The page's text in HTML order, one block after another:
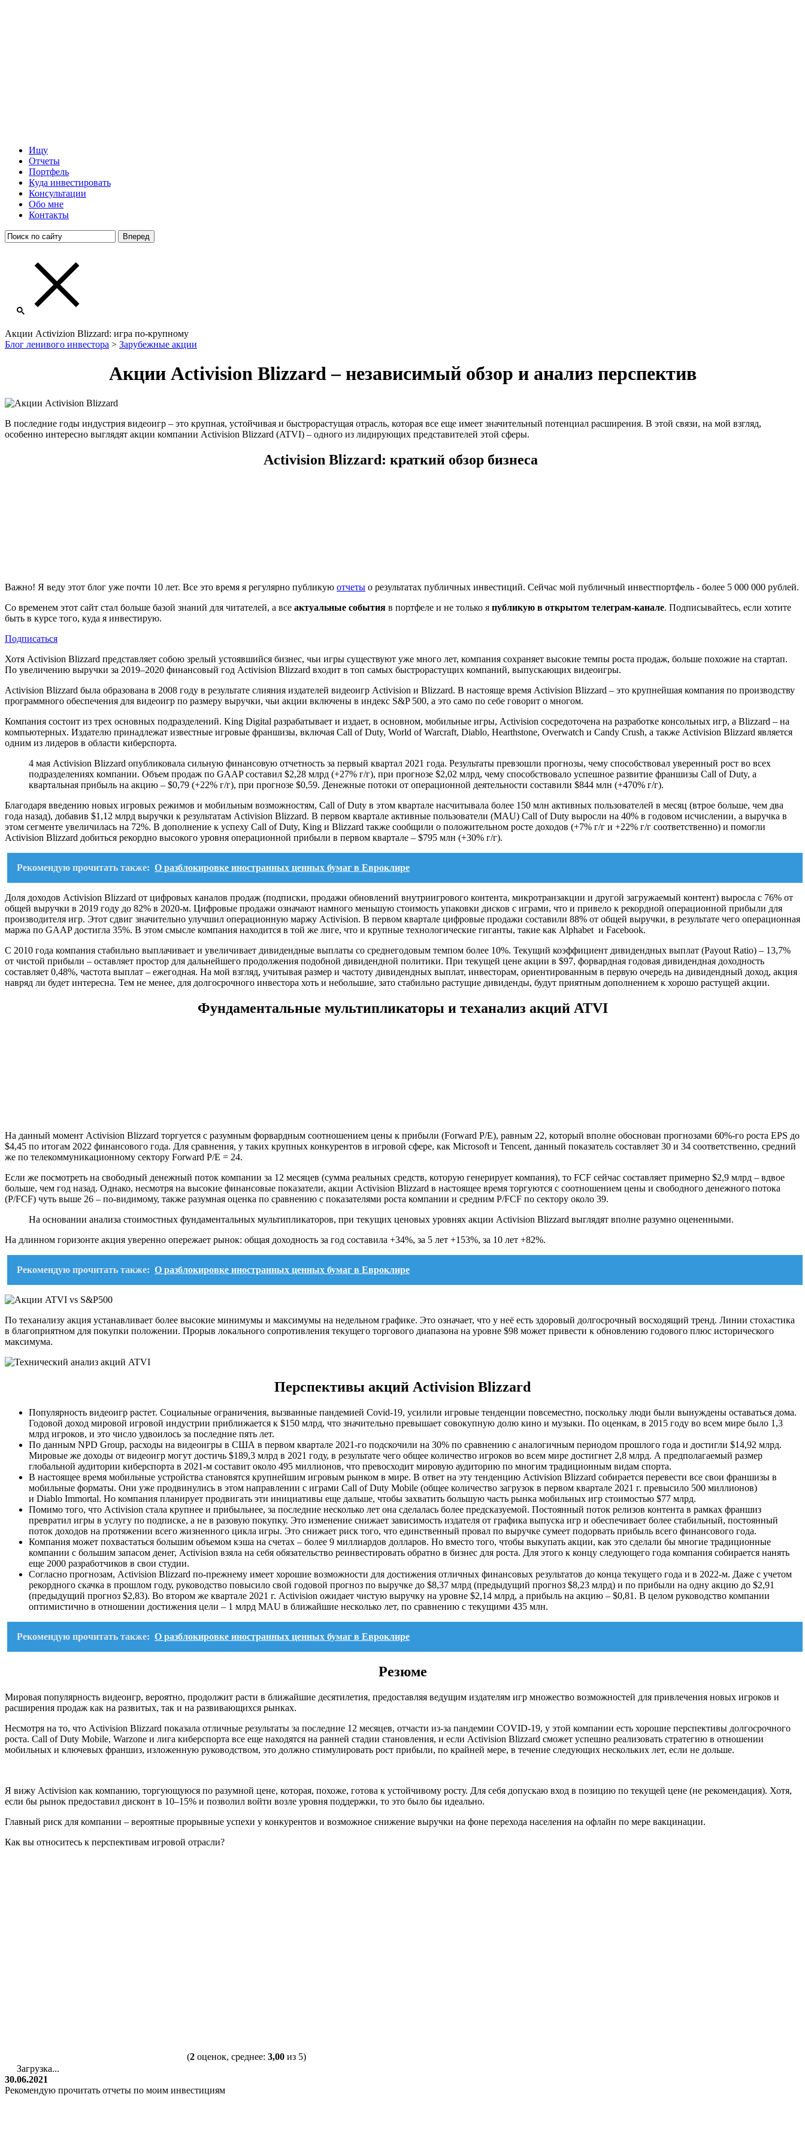
Ищу
Отчеты
Портфель
Куда инвестировать
Консультации
Обо мне
Контакты
Акции Activizion Blizzard: игра по-крупному
Блог ленивого инвестора > Зарубежные акции
Акции Activision Blizzard – независимый обзор и анализ перспектив
В последние годы индустрия видеоигр ‒ это крупная, устойчивая и быстрорастущая отрасль, которая все еще имеет значительный потенциал расширения. В этой связи, на мой взгляд,
особенно интересно выглядят акции компании Activision Blizzard (ATVI) ‒ одного из лидирующих представителей этой сферы.
Activision Blizzard: краткий обзор бизнеса
Важно! Я веду этот блог уже почти 10 лет. Все это время я регулярно публикую отчеты о результатах публичных инвестиций. Сейчас мой публичный инвестпортфель - более 5 000 000 рублей.
Со временем этот сайт стал больше базой знаний для читателей, а все актуальные события в портфеле и не только я публикую в открытом телеграм-канале. Подписывайтесь, если хотите
быть в курсе того, куда я инвестирую.
Подписаться
Хотя Activision Blizzard представляет собою зрелый устоявшийся бизнес, чьи игры существуют уже много лет, компания сохраняет высокие темпы роста продаж, больше похожие на стартап.
По увеличению выручки за 2019–2020 финансовый год Activision Blizzard входит в топ самых быстрорастущих компаний, выпускающих видеоигры.
Activision Blizzard была образована в 2008 году в результате слияния издателей видеоигр Activision и Blizzard. В настояще время Activision Blizzard ‒ это крупнейшая компания по производству
программного обеспечения для видеоигр по размеру выручки, чьи акции включены в индекс S&P 500, а это само по себе говорит о многом.
Компания состоит из трех основных подразделений. King Digital разрабатывает и издает, в основном, мобильные игры, Activision сосредоточена на разработке консольных игр, а Blizzard ‒ на
компьютерных. Издателю принадлежат известные игровые франшизы, включая Call of Duty, World of Warcraft, Diablo, Hearthstone, Overwatch и Candy Crush, а также Activision Blizzard является
одним из лидеров в области киберспорта.
4 мая Activision Blizzard опубликовала сильную финансовую отчетность за первый квартал 2021 года. Результаты превзошли прогнозы, чему способствовал уверенный рост во всех
подразделениях компании. Объем продаж по GAAP составил $2,28 млрд (+27% г/г), при прогнозе $2,02 млрд, чему способствовало успешное развитие франшизы Call of Duty, а
квартальная прибыль на акцию ‒ $0,79 (+22% г/г), при прогнозе $0,59. Денежные потоки от операционной деятельности составили $844 млн (+470% г/г).
Благодаря введению новых игровых режимов и мобильным возможностям, Call of Duty в этом квартале насчитывала более 150 млн активных пользователей в месяц (втрое больше, чем два
года назад), добавив $1,12 млрд выручки к результатам Activision Blizzard. В первом квартале активные пользователи (MAU) Call of Duty выросли на 40% в годовом исчислении, а выручка в
этом сегменте увеличилась на 72%. В дополнение к успеху Call of Duty, King и Blizzard также сообщили о положительном росте доходов (+7% г/г и +22% г/г соответственно) и помогли
Activision Blizzard добиться рекордно высокого уровня операционной прибыли в первом квартале ‒ $795 млн (+30% г/г).
Рекомендую прочитать также: О разблокировке иностранных ценных бумаг в Евроклире
Доля доходов Activision Blizzard от цифровых каналов продаж (подписки, продажи обновлений внутриигрового контента, микротранзакции и другой загружаемый контент) выросла с 76% от
общей выручки в 2019 году до 82% в 2020-м. Цифровые продажи означают намного меньшую стоимость упаковки дисков с играми, что и привело к рекордной операционной прибыли для
производителя игр. Этот сдвиг значительно улучшил операционную маржу Activision. В первом квартале цифровые продажи составили 88% от общей выручки, в результате чего операционная
маржа по GAAP достигла 35%. В этом смысле компания находится в той же лиге, что и крупные технологические гиганты, такие как Alphabet и Facebook.
С 2010 года компания стабильно выплачивает и увеличивает дивидендные выплаты со среднегодовым темпом более 10%. Текущий коэффициент дивидендных выплат (Payout Ratio) ‒ 13,7%
от чистой прибыли ‒ оставляет простор для дальнейшего продолжения подобной дивидендной политики. При текущей цене акции в $97, форвардная годовая дивидендная доходность
составляет 0,48%, частота выплат ‒ ежегодная. На мой взгляд, учитывая размер и частоту дивидендных выплат, инвесторам, ориентированным в первую очередь на дивидендный доход, акция
навряд ли будет интересна. Тем не менее, для долгосрочного инвестора хоть и небольшие, зато стабильно растущие дивиденды, будут приятным дополнением к хорошо растущей акции.
Фундаментальные мультипликаторы и теханализ акций ATVI
На данный момент Activision Blizzard торгуется с разумным форвардным соотношением цены к прибыли (Forward P/E), равным 22, который вполне обоснован прогнозами 60%-го роста EPS до
$4,45 по итогам 2022 финансового года. Для сравнения, у таких крупных конкурентов в игровой сфере, как Microsoft и Tencent, данный показатель составляет 30 и 34 соответственно, средний
же по телекоммуникационному сектору Forward P/E = 24.
Если же посмотреть на свободный денежный поток компании за 12 месяцев (сумма реальных средств, которую генерирует компания), то FCF сейчас составляет примерно $2,9 млрд ‒ вдвое
больше, чем год назад. Однако, несмотря на высокие финансовые показатели, акции Activision Blizzard в настоящее время торгуются с соотношением цены и свободного денежного потока
(P/FCF) чуть выше 26 ‒ по-видимому, также разумная оценка по сравнению с показателями роста компании и средним P/FCF по сектору около 39.
На основании анализа стоимостных фундаментальных мультипликаторов, при текущих ценовых уровнях акции Activision Blizzard выглядят вполне разумно оцененными.
На длинном горизонте акция уверенно опережает рынок: общая доходность за год составила +34%, за 5 лет +153%, за 10 лет +82%.
Рекомендую прочитать также: О разблокировке иностранных ценных бумаг в Евроклире
По теханализу акция устанавливает более высокие минимумы и максимумы на недельном графике. Это означает, что у неё есть здоровый долгосрочный восходящий тренд. Линии стохастика
в благоприятном для покупки положении. Прорыв локального сопротивления текущего торгового диапазона на уровне $98 может привести к обновлению годового плюс исторического
максимума.
Перспективы акций Activision Blizzard
Популярность видеоигр растет. Социальные ограничения, вызванные пандемией Covid-19, усилили игровые тенденции повсеместно, поскольку люди были вынуждены оставаться дома.
Годовой доход мировой игровой индустрии приближается к $150 млрд, что значительно превышает совокупную долю кино и музыки. По оценкам, в 2015 году во всем мире было 1,3
млрд игроков, и это число удвоилось за последние пять лет.
По данным NPD Group, расходы на видеоигры в США в первом квартале 2021-го подскочили на 30% по сравнению с аналогичным периодом прошлого года и достигли $14,92 млрд.
Мировые же доходы от видеоигр могут достичь $189,3 млрд в 2021 году, в результате чего общее количество игроков во всем мире достигнет 2,8 млрд. А предполагаемый размер
глобальной аудитории киберспорта в 2021-м составит около 495 миллионов, что превосходит мировую аудиторию по многим традиционным видам спорта.
В настоящее время мобильные устройства становятся крупнейшим игровым рынком в мире. В ответ на эту тенденцию Activision Blizzard собирается перевести все свои франшизы в
мобильные форматы. Они уже продвинулись в этом направлении с играми Call of Duty Mobile (общее количество загрузок в первом квартале 2021 г. превысило 500 миллионов)
и Diablo Immortal. Но компания планирует продвигать эти инициативы еще дальше, чтобы захватить большую часть рынка мобильных игр стоимостью $77 млрд.
Помимо того, что Activision стала крупнее и прибыльнее, за последние несколько лет она сделалась более предсказуемой. Постоянный поток релизов контента в рамках франшиз
превратил игры в услугу по подписке, а не в разовую покупку. Это изменение снижает зависимость издателя от графика выпуска игр и обеспечивает более стабильный, постоянный
поток доходов на протяжении всего жизненного цикла игры. Это снижает риск того, что единственный провал по выручке сумеет подорвать прибыль всего финансового года.
Компания может похвастаться большим объемом кэша на счетах ‒ более 9 миллиардов долларов. Но вместо того, чтобы выкупать акции, как это сделали бы многие традиционные
компании с большим запасом денег, Activision взяла на себя обязательство реинвестировать обратно в бизнес для роста. Для этого к концу следующего года компания собирается нанять
еще 2000 разработчиков в свои студии.
Согласно прогнозам, Activision Blizzard по-прежнему имеет хорошие возможности для достижения отличных финансовых результатов до конца текущего года и в 2022-м. Даже с учетом
рекордного скачка в прошлом году, руководство повысило свой годовой прогноз по выручке до $8,37 млрд (предыдущий прогноз $8,23 млрд) и по прибыли на одну акцию до $2,91
(предыдущий прогноз $2,83). Во втором же квартале 2021 г. Activision ожидает чистую выручку на уровне $2,14 млрд, а прибыль на акцию ‒ $0,81. В целом руководство компании
оптимистично в отношении достижения цели ‒ 1 млрд MAU в ближайшие несколько лет, по сравнению с текущими 435 млн.
Рекомендую прочитать также: О разблокировке иностранных ценных бумаг в Евроклире
Резюме
Мировая популярность видеоигр, вероятно, продолжит расти в ближайшие десятилетия, предоставляя ведущим издателям игр множество возможностей для привлечения новых игроков и
расширения продаж как на развитых, так и на развивающихся рынках.
Несмотря на то, что Activision Blizzard показала отличные результаты за последние 12 месяцев, отчасти из-за пандемии COVID-19, у этой компании есть хорошие перспективы долгосрочного
роста. Call of Duty Mobile, Warzone и лига киберспорта все еще находятся на ранней стадии становления, и если Activision Blizzard сможет успешно реализовать стратегию в отношении
мобильных и ключевых франшиз, изложенную руководством, это должно стимулировать рост прибыли, по крайней мере, в течение следующих нескольких лет, если не дольше.
Я вижу Activision как компанию, торгующуюся по разумной цене, которая, похоже, готова к устойчивому росту. Для себя допускаю вход в позицию по текущей цене (не рекомендация). Хотя,
если бы рынок предоставил дисконт в 10–15% и позволил войти возле уровня поддержки, то это было бы идеально.
Главный риск для компании – вероятные прорывные успехи у конкурентов и возможное снижение выручки на фоне перехода населения на офлайн по мере вакцинации.
Как вы относитесь к перспективам игровой отрасли?
(2 оценок, среднее: 3,00 из 5)
Загрузка...
30.06.2021
Рекомендую прочитать отчеты по моим инвестициям